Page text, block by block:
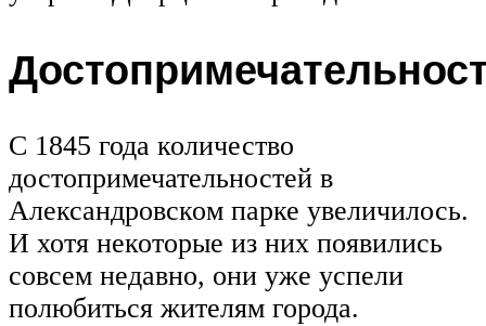
С 1845 года количество
достопримечательностей в
Александровском парке увеличилось.
И хотя некоторые из них появились
совсем недавно, они уже успели
полюбиться жителям города.